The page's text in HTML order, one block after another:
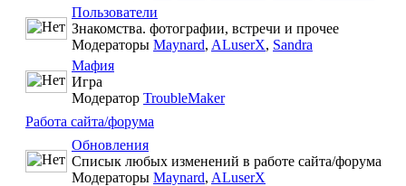
Пользователи
Знакомства. фотографии, встречи и прочее
Модераторы Maynard, ALuserX, Sandra
Мафия
Игра
Модератор TroubleMaker
Работа сайта/форума
Обновления
Списык любых изменений в работе сайта/форума
Модераторы Maynard, ALuserX